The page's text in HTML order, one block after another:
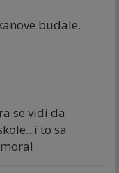
budale.
se vidi da
to sa